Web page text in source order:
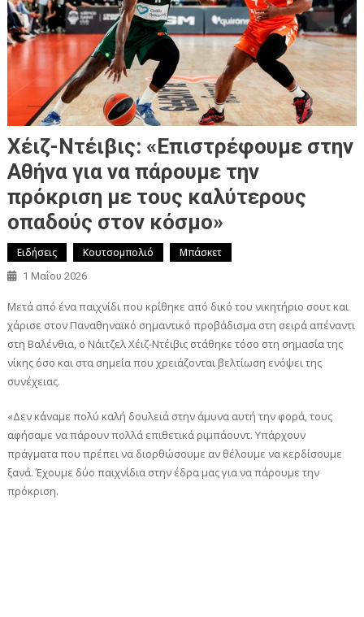
Χέιζ-Ντέιβις: «Επιστρέφουμε στην
Αθήνα για να πάρουμε την
πρόκριση με τους καλύτερους
οπαδούς στον κόσμο»
Ειδήσεις Κουτσομπολιό Μπάσκετ
1 Μαΐου 2026
Μετά από ένα παιχνίδι που κρίθηκε από δικό του νικητήριο σουτ και
χάρισε στον Παναθηναϊκό σημαντικό προβάδισμα στη σειρά απέναντι
στη Βαλένθια, ο Νάιτζελ Χέιζ-Ντέιβις στάθηκε τόσο στη σημασία της
νίκης όσο και στα σημεία που χρειάζονται βελτίωση ενόψει της
συνέχειας.
«Δεν κάναμε πολύ καλή δουλειά στην άμυνα αυτή την φορά, τους
αφήσαμε να πάρουν πολλά επιθετικά ριμπάουντ. Υπάρχουν
πράγματα που πρέπει να διορθώσουμε αν θέλουμε να κερδίσουμε
ξανά. Έχουμε δύο παιχνίδια στην έδρα μας για να πάρουμε την
πρόκριση.